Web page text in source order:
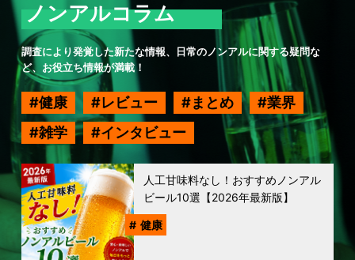
ノンアルコラム
調査により発覚した新たな情報、日常のノンアルに関する疑問な
ど、お役立ち情報が満載！
健康 レビュー まとめ
業界
雑学
インタビュー
人工甘味料なし！おすすめノンアル
ビール10選【2026年最新版】
健康